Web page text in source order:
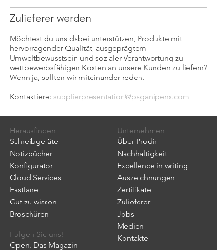
Zulieferer werden
Möchtest du uns dabei unterstützen, Produkte mit
hervorragender Qualität, ausgeprägtem
Umweltbewusstsein und sozialer Verantwortung zu
wettbewerbsfähigen Kosten an unsere Kunden zu liefern?
Wenn ja, sollten wir miteinander reden.
Kontaktiere: supplierpresentation@paganipens.com
Herausfinden
Schreibgeräte
Notizbücher
Konfigurator
Cloud Services
Fastlane
Gut zu wissen
Broschüren
Unternehmen
Über Prodir
Nachhaltigkeit
Excellence in writing
Auszeichnungen
Zertifikate
Zulieferer
Jobs
Medien
Kontakte
Folgen Sie uns!
Open. Das Magazin